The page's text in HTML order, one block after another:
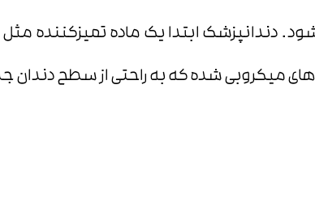
دندانپزشک ابتدا یک ماده تمیزکننده
میکروبی شده که به راحتی از سطح دندان